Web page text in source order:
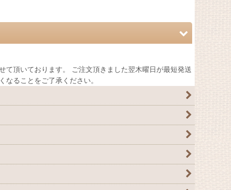
て頂いております。 ご注文頂きました翌木曜日が最短発送
ることをご了承ください。